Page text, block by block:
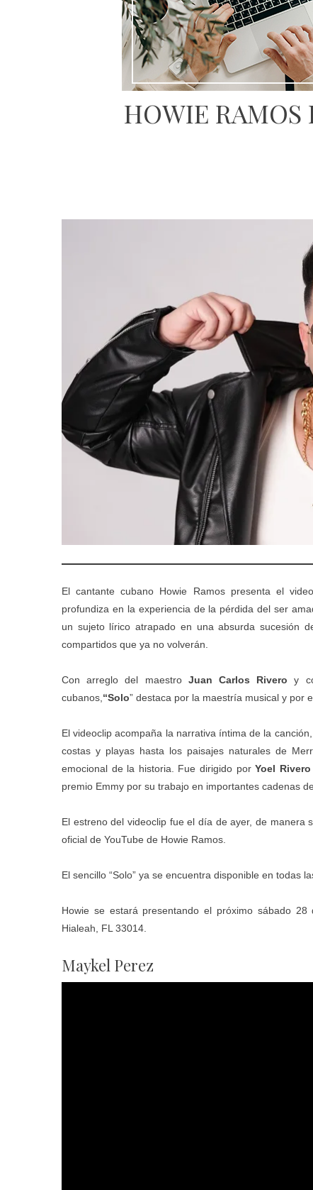
HOWIE RAMOS
El cantante cubano Howie Ramos presenta el
profundiza en la experiencia de la pérdida del ser
un sujeto lírico atrapado en una absurda sucesión
compartidos que ya no volverán.
Con arreglo del maestro Juan Carlos Riveroy
cubanos, “Solo” destaca por la maestría musical y por
El videoclip acompaña la narrativa íntima de la
costas y playas hasta los paisajes naturales de
emocional de la historia. Fue dirigido porYoel
premio Emmy por su trabajo en importantes cadenas
El estreno del videoclip fue el día de ayer, de manera
oficial de YouTube de Howie Ramos.
El sencillo “Solo” ya se encuentra disponible en todas
Howie se estará presentando el próximo sábado
Hialeah, FL 33014.
Maykel Perez